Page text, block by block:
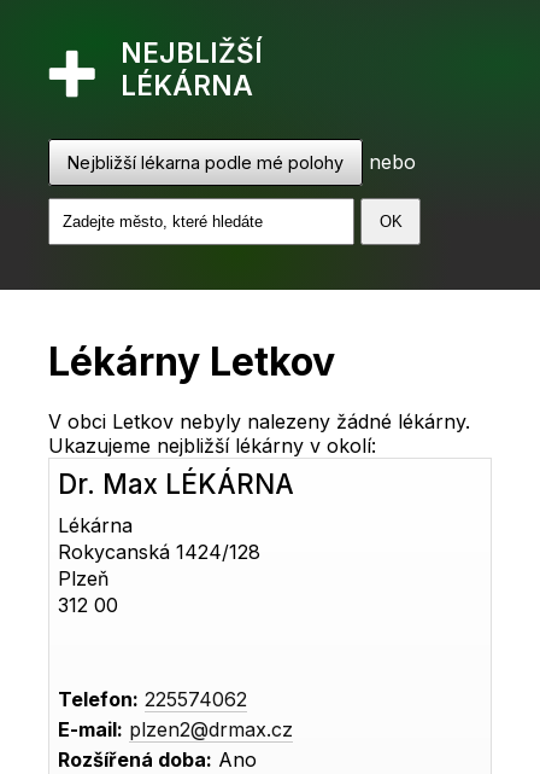
NEJBLIŽŠÍ
LÉKÁRNA
Nejbližší lékarna podle mé polohy nebo
Lékárny Letkov
V obci Letkov nebyly nalezeny žádné lékárny.
Ukazujeme nejbližší lékárny v okolí:
Dr. Max LÉKÁRNA
Lékárna
Rokycanská 1424/128
Plzeň
312 00
Telefon: 225574062
E-mail: plzen2@drmax.cz
Rozšířená doba: Ano